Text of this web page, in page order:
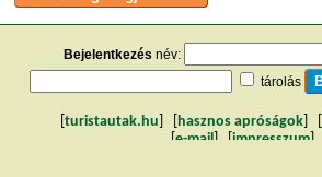
Bejelentkezés név:
tárolás
turistautak.hu hasznos apróságok
[e-mail] [impresszum]